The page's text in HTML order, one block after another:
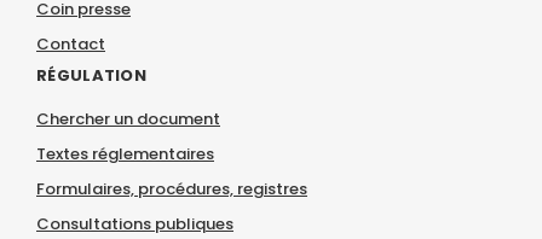
Coin presse
Contact
RÉGULATION
Chercher un document
Textes réglementaires
Formulaires, procédures, registres
Consultations publiques